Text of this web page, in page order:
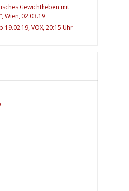
Gewichtheben mit
Wien, 02.03.19
19.02.19, VOX, 20:15 Uhr